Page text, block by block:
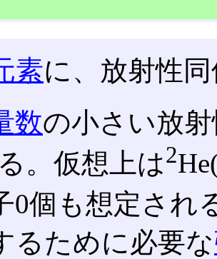
素に、放射性
数の小さい放
。仮想上は2
0個も想定され
るために必要な